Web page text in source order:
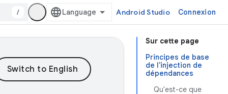
/ Android Studio Connexion
Sur cette page
Principes de base
de l'injection de
dépendances
Qu'est-ce que